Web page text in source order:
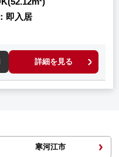
即入居
詳細を見る
寒河江市